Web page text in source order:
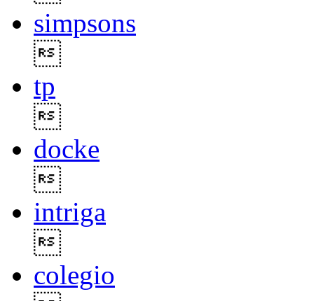
simpsons
tp
docke
intriga
colegio